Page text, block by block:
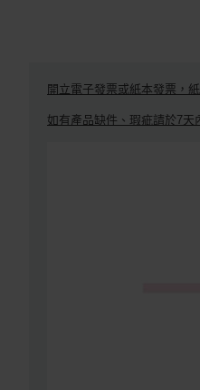
開立電子發票或紙本發票，
如有產品缺件、瑕疵請於7天